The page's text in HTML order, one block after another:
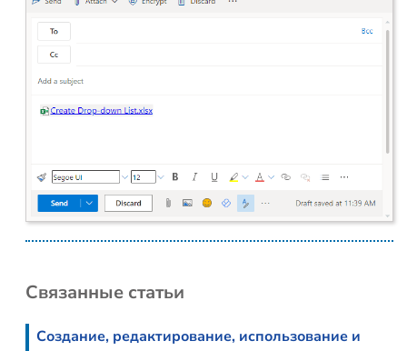
Связанные статьи
Создание, редактирование, использование и